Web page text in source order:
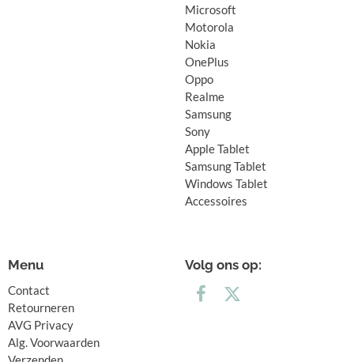
Microsoft
Motorola
Nokia
OnePlus
Oppo
Realme
Samsung
Sony
Apple Tablet
Samsung Tablet
Windows Tablet
Accessoires
Menu
Contact
Retourneren
AVG Privacy
Alg. Voorwaarden
Volg ons op: